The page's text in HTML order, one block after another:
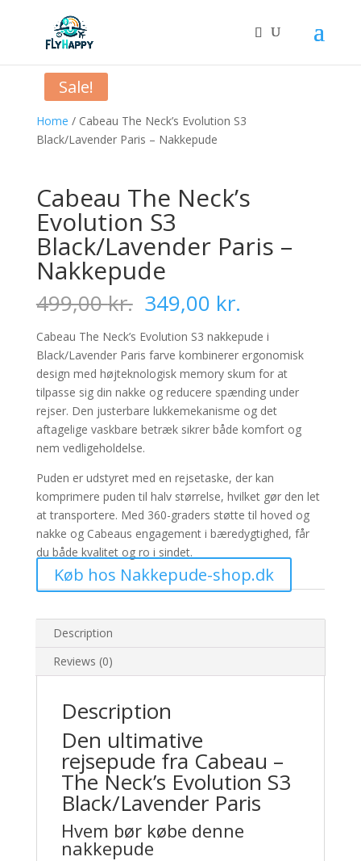
Home / Cabeau The Neck’s Evolution S3
Black/Lavender Paris – Nakkepude
Sale!
Cabeau The Neck’s
Evolution S3
Black/Lavender Paris –
Nakkepude
499,00kr. Original
price
was:
499,00 kr..
349,00 kr.
is:
349,00 kr..
Cabeau The Neck’s Evolution S3 nakkepude i
Black/Lavender Paris farve kombinerer ergonomisk
design med højteknologisk memory skum for at
tilpasse sig din nakke og reducere spænding under
rejser. Den justerbare lukkemekanisme og det
aftagelige vaskbare betræk sikrer både komfort og
nem vedligeholdelse.
Puden er udstyret med en rejsetaske, der kan
komprimere puden til halv størrelse, hvilket gør den let
at transportere. Med 360-graders støtte til hoved og
nakke og Cabeaus engagement i bæredygtighed, får
du både kvalitet og ro i sindet.
Køb hos Nakkepude-shop.dk
Description
Reviews (0)
Description
Den ultimative
rejsepude fra Cabeau –
The Neck’s Evolution S3
Black/Lavender Paris
Hvem bør købe denne
nakkepude